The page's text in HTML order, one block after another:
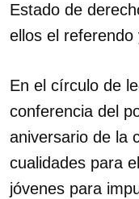
Estado de
ellos el referendo
En el círculo de
conferencia del
aniversario de la
cualidades para
jóvenes para